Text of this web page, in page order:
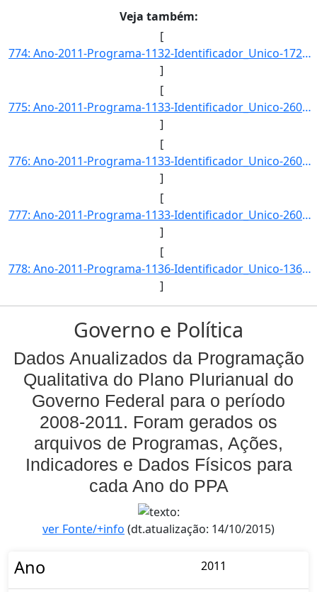
Veja também:
[
774: Ano-2011-Programa-1132-Identificador_Unico-1726-Descricao-Taxa_de_Resolucao_de_Conflitos-Unidade_Med]
]
[
775: Ano-2011-Programa-1133-Identificador_Unico-2600-Descricao-Numero_de_Trabalhadores_Inseridos_Social_e]
]
[
776: Ano-2011-Programa-1133-Identificador_Unico-2602-Descricao-Taxa_de_Participacao_da_Economia_Solidaria]
]
[
777: Ano-2011-Programa-1133-Identificador_Unico-2603-Descricao-Percentual_de_Trabalhadores_da_Economia_So]
]
[
778: Ano-2011-Programa-1136-Identificador_Unico-1360-Descricao-Taxa_de_Municipios_com_Planos_Diretores_Ap]
]
Governo e Política
Dados Anualizados da Programação
Qualitativa do Plano Plurianual do
Governo Federal para o período
2008-2011. Foram gerados os
arquivos de Programas, Ações,
Indicadores e Dados Físicos para
cada Ano do PPA
ver Fonte/+info (dt.atualização: 14/10/2015)
Ano 2011